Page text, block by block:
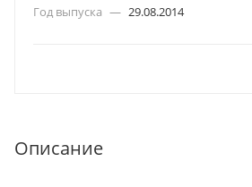
Год выпуска — 29.08.2014
Описание